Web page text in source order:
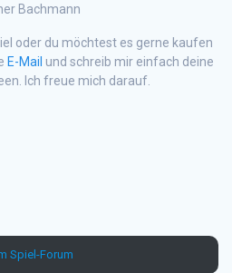
Bachmann
oder du möchtest es gerne kaufen
E-Mail und schreib mir einfach deine
Ich freue mich darauf.
Spiel-Forum